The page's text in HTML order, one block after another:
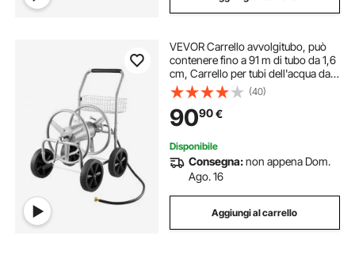
VEVOR Carrello avvolgitubo, può
contenere fino a 91 m di tubo da 1,6
cm, Carrello per tubi dell'acqua da
giardino Attrezzi mobili con 4 ruote,
Piantagione esterno in acciaio
verniciato a polvere
(40)
9090€
Disponibile
Consegna:non appena Dom.
Ago. 16
Aggiungi al carrello